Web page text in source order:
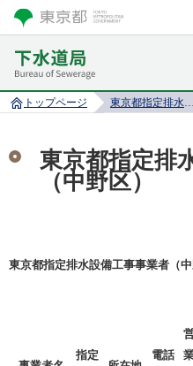
トップページ 東京都指定排水設備工事事業者
東京都指定排
（中野区）
東京都指定排水設備工事事業者（中
指定
電話